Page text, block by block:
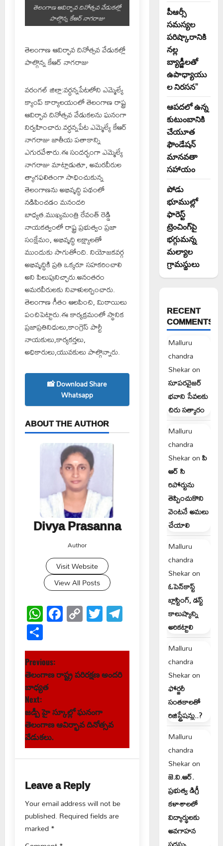
తెలంగాణ ఆవిర్భావ దినోత్సవ వేడుకల్లో
పాల్గొన్న కేఆర్ నాగరాజు
తెలంగాణ ఆవిర్భావ దినోత్సవ వేడుకల్లో
పాల్గొన్న కేఆర్ నాగరాజు
వరంగల్ జిల్లా:వర్ధన్నపేటలోని ఎమ్మెల్యే
క్యాంప్ కార్యాలయంలో తెలంగాణ రాష్ట్ర
ఆవిర్భావ దినోత్సవ వేడుకలను ఘనంగా
నిర్వహించారు.వర్ధన్నపేట ఎమ్మెల్యే కేఆర్
నాగరాజు జాతీయ పతాకాన్ని
ఎగురవేశారు.ఈ సందర్భంగా ఎమ్మెల్యే
నాగరాజు మాట్లాడుతూ, అమరవీరుల
త్యాగఫలితంగా సాధించుకున్న
తెలంగాణను అభివృద్ధి పథంలో
నడిపించడం మనందరి
బాధ్యత.ముఖ్యమంత్రి రేవంత్ రెడ్డి
నాయకత్వంలో రాష్ట్ర ప్రభుత్వం ప్రజా
సంక్షేమం, అభివృద్ధి లక్ష్యాలతో
ముందుకు సాగుతోంది. నియోజకవర్గ
అభివృద్ధికి ప్రతి ఒక్కరూ సహకరించాలి
అని పిలుపునిచ్చారు.అనంతరం
అమరవీరులకు నివాళులర్పించారు.
తెలంగాణ గీతం ఆలపించి, మిఠాయిలు
పంచిపెట్టారు.ఈ కార్యక్రమంలో స్థానిక
ప్రజాప్రతినిధులు,కాంగ్రెస్ పార్టీ
నాయకులు,కార్యకర్తలు,
అధికారులు,యువకులు పాల్గొన్నారు.
📸 Download Share
Whatsapp
ABOUT THE AUTHOR
Divya Prasanna
Author
Visit Website
View All Posts
WhatsApp
Facebook
Copy
Link
TwitterTelegram
P
o
s
t
n
v
i
g
Previous:
తెలంగాణ రాష్ట్ర పరిరక్షణ అందరి
బాధ్యత
Next:
జడ్పీ హై స్కూల్లో ఘనంగా
తెలంగాణ ఆవిర్భావ దినోత్సవ
వేడుకలు.
Leave a Reply
Your email address will not be
published. Required fields are
marked*
పీఆర్సీ
సమస్యల
పరిష్కారానికి
నల్ల
బ్యాడ్జీలతో
ఉపాధ్యాయు
ల నిరసన”
ఆపదలో ఉన్న
కుటుంబానికి
చేయూత
ఫౌండేషన్
మానవతా
సహాయం
పోడు
భూముల్లో
ఫారెస్ట్
ట్రెంచింగ్‌పై
భగ్గుమన్న
మల్యాల
గ్రామస్థులు
RECENT
COMMENTS
Malluru
chandra
Shekaron
సూపరవైజర్
భవాని సేవలకు
చిరు సత్కారం
Malluru
chandra
Shekaronపి
ఆర్ సి
రిపోర్టును
తెప్పించుకొని
వెంటనే అమలు
చేయాలి
Malluru
chandra
Shekaron
ఓపెన్‌కాస్ట్
బ్లాస్టింగ్, డస్ట్
కాలుష్యాన్ని
అరికట్టాలి
Malluru
chandra
Shekaron
ఫోర్జరీ
సంతకాలతో
రిజిస్ట్రేషన్లు..?
Malluru
chandra
Shekaron
జె.వి.ఆర్.
ప్రభుత్వ డిగ్రీ
కళాశాలలో
విద్యార్థులకు
అవగాహన